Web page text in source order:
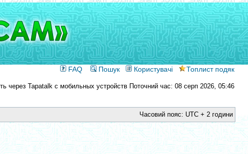
FAQ Пошук Користувачі Топлист подяк
Поточний час: 08 серп 2026, 05:46
Часовий пояс: UTC + 2 години